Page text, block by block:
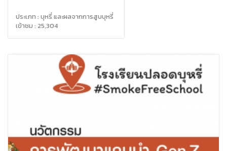
ประเภท : บุหรี่ และผลจากการสูบบุหรี่
เข้าชม : 25,304